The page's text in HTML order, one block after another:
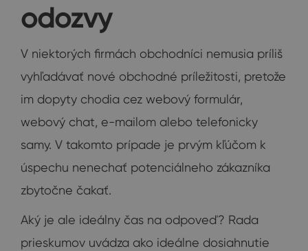
odozvy
V niektorých firmách obchodníci nemusia príliš
vyhľadávať nové obchodné príležitosti, pretože
im dopyty chodia cez webový formulár,
webový chat, e-mailom alebo telefonicky
samy. V takomto prípade je prvým kľúčom k
úspechu nenechať potenciálneho zákazníka
zbytočne čakať.
Aký je ale ideálny čas na odpoveď? Rada
prieskumov uvádza ako ideálne dosiahnutie